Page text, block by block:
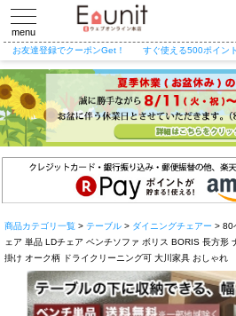
toggle
navigation
menu
お友達登録でクーポンGet！ すぐ使える500ポイン
商品カテゴリ一覧 > テーブル > ダイニングチェアー > 80
ェア 単品 LDチェア ベンチソファ ボリス BORIS 長方形
掛け オーク柄 ドライクリーニング可 大川家具 おしゃれ